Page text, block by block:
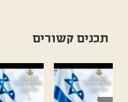
תכנים קשורים